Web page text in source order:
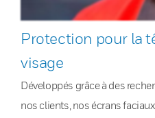
Protection pour la
visage
Développés grâce à des
nos clients, nos écrans